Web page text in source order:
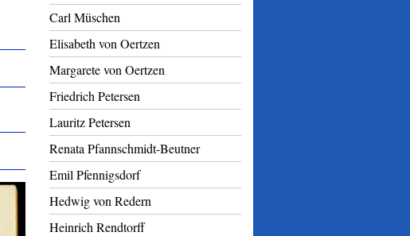
Carl Müschen
Elisabeth von Oertzen
Margarete von Oertzen
Friedrich Petersen
Lauritz Petersen
Renata Pfannschmidt-Beutner
Emil Pfennigsdorf
Hedwig von Redern
Heinrich Rendtorff